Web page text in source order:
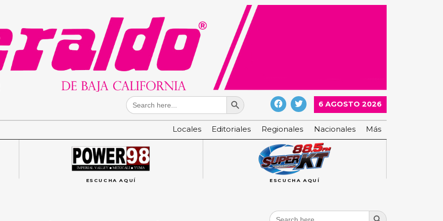
Search
for:
Search Button
6 AGOSTO 2026
Locales Editoriales Regionales Nacionales Más
ESCUCHA AQUÍ ESCUCHA AQUÍ
Search
Search Button